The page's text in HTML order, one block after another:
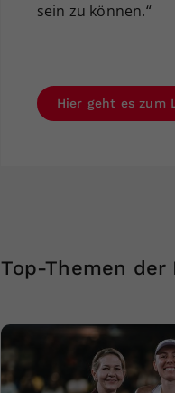
sein zu können.“
Hier geht es zum
Top-Themen der